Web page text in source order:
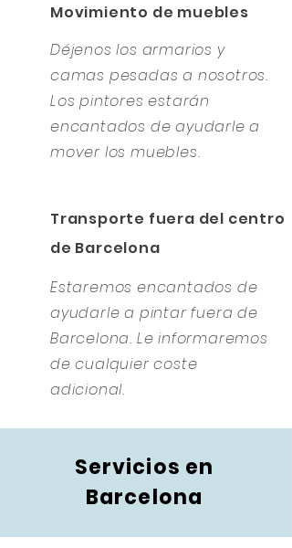
Movimiento de muebles
Déjenos los armarios y
camas pesadas a nosotros.
Los pintores estarán
encantados de ayudarle a
mover los muebles.
Transporte fuera del centro
de Barcelona
Estaremos encantados de
ayudarle a pintar fuera de
Barcelona. Le informaremos
de cualquier coste
adicional.
Servicios en
Barcelona